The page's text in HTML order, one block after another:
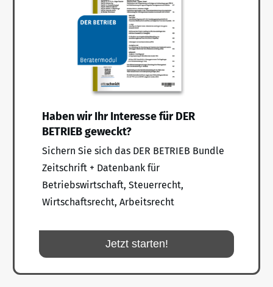
Haben wir Ihr Interesse für DER
BETRIEB geweckt?
Sichern Sie sich das DER BETRIEB Bundle
Zeitschrift + Datenbank für
Betriebswirtschaft, Steuerrecht,
Wirtschaftsrecht, Arbeitsrecht
Jetzt starten!